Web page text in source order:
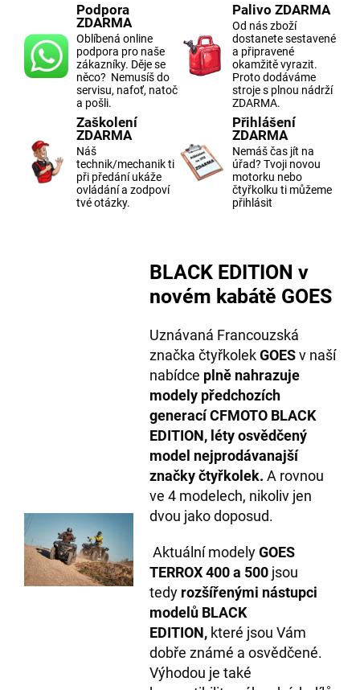
Podpora
ZDARMA
Oblíbená online
podpora pro naše
zákazníky. Děje se
něco? Nemusíš do
servisu, nafoť, natoč
a pošli.
Palivo ZDARMA
Od nás zboží
dostanete sestavené
a připravené
okamžitě vyrazit.
Proto dodáváme
stroje s plnou nádrží
ZDARMA.
Zaškolení
ZDARMA
Náš
technik/mechanik ti
při předání ukáže
ovládání a zodpoví
tvé otázky.
Přihlášení
ZDARMA
Nemáš čas jít na
úřad? Tvoji novou
motorku nebo
čtyřkolku ti můžeme
přihlásit
BLACK EDITION v
novém kabátě GOES
Uznávaná Francouzská
značka čtyřkolekGOESv naší
nabídce plně nahrazuje
modely předchozích
generací CFMOTO BLACK
EDITION, léty osvědčený
model nejprodávanajší
značky čtyřkolek. A rovnou
ve 4 modelech, nikoliv jen
dvou jako doposud.
Aktuální modelyGOES
TERROX 400 a 500 jsou
tedyrozšířenými nástupci
modelů BLACK
EDITION, které jsou Vám
dobře známé a osvědčené.
Výhodou je také